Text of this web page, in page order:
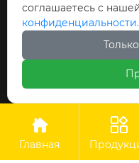
 
Авторские

Главная

соглашаетесь с
конфиденциальности.